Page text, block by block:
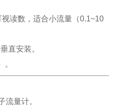
视读数，适合小流量（0.1~10
直安装。
。
流量计。